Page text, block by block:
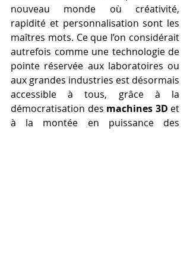
nouveau monde où créativité,
rapidité et personnalisation sont les
maîtres mots. Ce que l’on considérait
autrefois comme une technologie de
pointe réservée aux laboratoires ou
aux grandes industries est désormais
accessible à tous, grâce à la
démocratisation des machines 3D et
à la montée en puissance des